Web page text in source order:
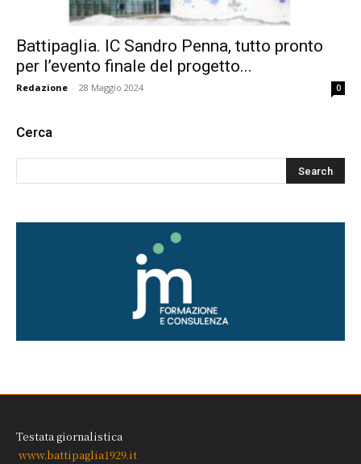
Battipaglia. IC Sandro Penna, tutto pronto
per l’evento finale del progetto...
Redazione - 28 Maggio 2024 0
Cerca
Testata giornalistica
www.battipaglia1929.it